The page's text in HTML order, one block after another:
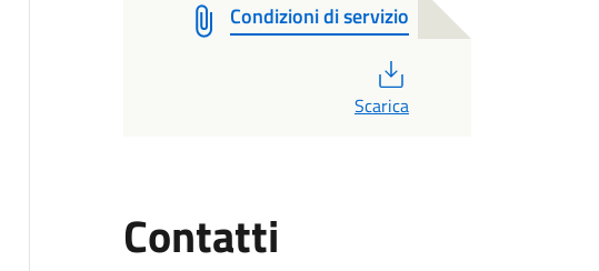
Condizioni di servizio
Scarica
Contatti